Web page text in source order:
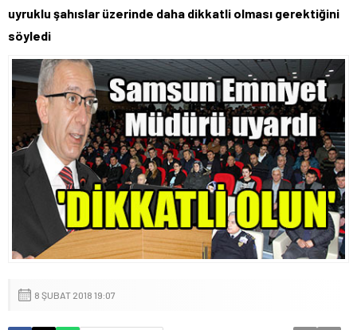
uyruklu şahıslar üzerinde daha dikkatli olması gerektiğini
söyledi
8 ŞUBAT 2018 19:07